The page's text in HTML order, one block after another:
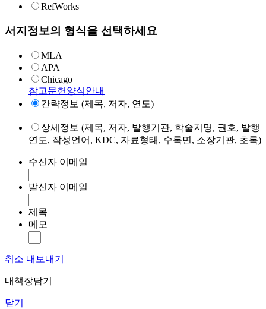
RefWorks
서지정보의 형식을 선택하세요
MLA
APA
Chicago
참고문헌양식안내
간략정보 (제목, 저자, 연도)
상세정보 (제목, 저자, 발행기관, 학술지명, 권호, 발행
연도, 작성언어, KDC, 자료형태, 수록면, 소장기관, 초록)
수신자 이메일
발신자 이메일
제목
메모
취소 내보내기
내책장담기
닫기